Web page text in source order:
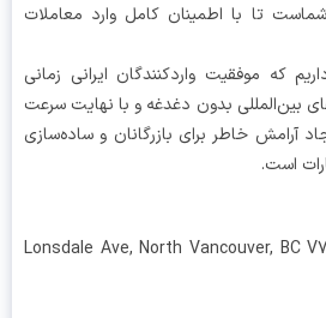
تا با اطمینان کامل وارد معاملات
موفقیت واردکنندگان ایرانی زمانی
بدون دغدغه و با نهایت سرعت
خاطر برای بازرگانان و ساده‌سازی
1446 Lonsdale Ave, North